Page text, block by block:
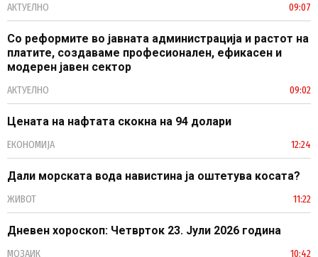
АКТУЕЛНО 09:07
Со реформите во јавната администрација и растот на
платите, создаваме професионален, ефикасен и
модерен јавен сектор
АКТУЕЛНО 09:02
Цената на нафтата скокна на 94 долари
ЕКОНОМИЈА 12:24
Дали морската вода навистина ја оштетува косата?
ЖИВОТ 11:22
Дневен хороскоп: Четврток 23. Јули 2026 година
МОЗАИК 10:42